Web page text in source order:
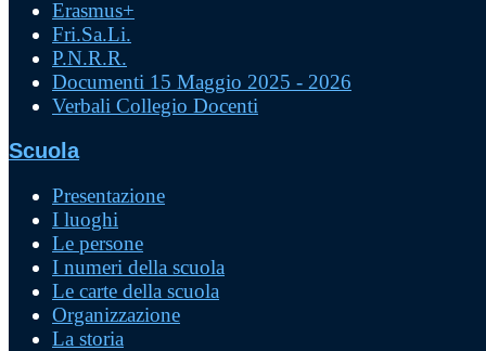
Erasmus+
Fri.Sa.Li.
P.N.R.R.
Documenti 15 Maggio 2025 - 2026
Verbali Collegio Docenti
Scuola
Presentazione
I luoghi
Le persone
I numeri della scuola
Le carte della scuola
Organizzazione
La storia